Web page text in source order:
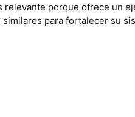
relevante porque ofrece un
para fortalecer su